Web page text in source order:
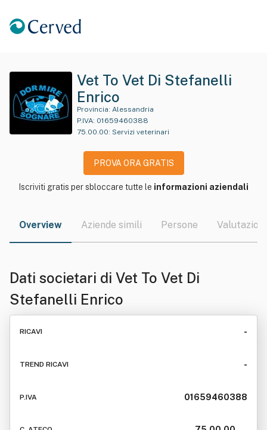
Vet To Vet Di Stefanelli
Enrico
Provincia: Alessandria
P.IVA: 01659460388
75.00.00: Servizi veterinari
PROVA ORA GRATIS
Iscriviti gratis per sbloccare tutte le informazioni aziendali
Overview Aziende simili Persone Valutazioni
Dati societari di Vet To Vet Di
Stefanelli Enrico
RICAVI -
TREND RICAVI -
P.IVA 01659460388